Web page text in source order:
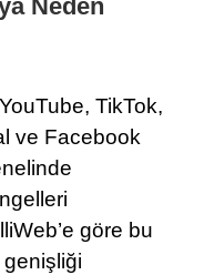
Neden
TikTok,
ve Facebook
göre bu